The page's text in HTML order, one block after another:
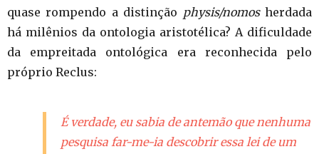
quase rompendo a distinção physis/nomosherdada
há milênios da ontologia aristotélica? A dificuldade
da empreitada ontológica era reconhecida pelo
próprio Reclus:
É verdade, eu sabia de antemão que nenhuma
pesquisa far-me-ia descobrir essa lei de um